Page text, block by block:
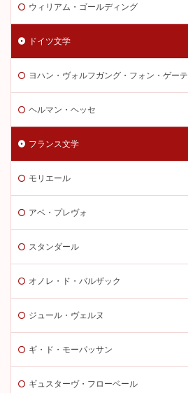
ウィリアム・ゴールディング
ドイツ文学
ヨハン・ヴォルフガング・フォン・ゲーテ
ヘルマン・ヘッセ
フランス文学
モリエール
アベ・プレヴォ
スタンダール
オノレ・ド・バルザック
ジュール・ヴェルヌ
ギ・ド・モーパッサン
ギュスターヴ・フローベール